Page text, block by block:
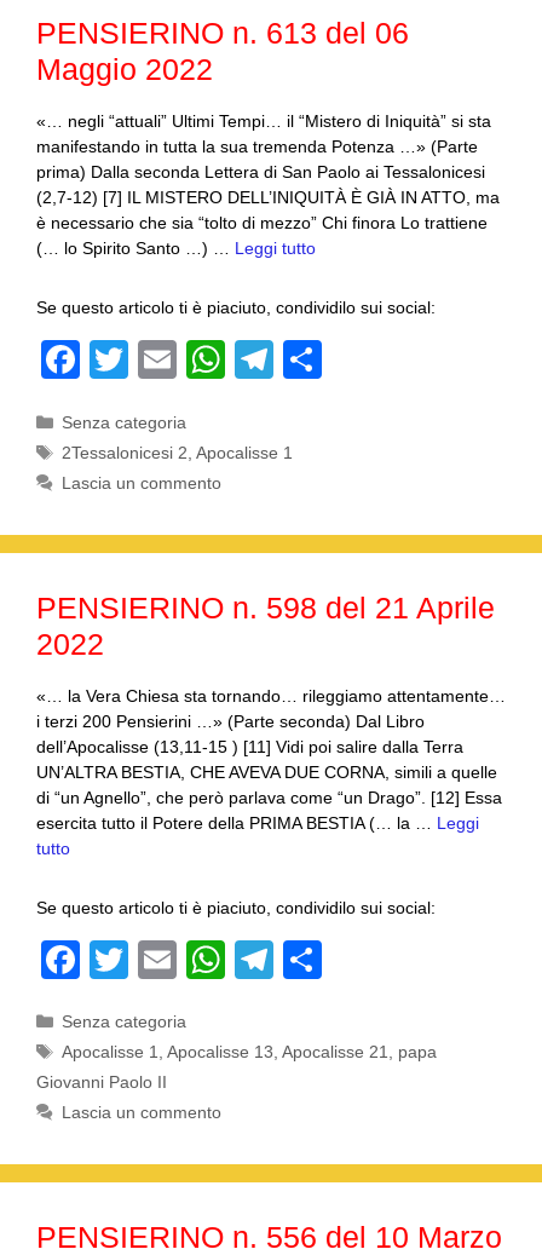
o
k
p
PENSIERINO n. 613 del 06
Maggio 2022
«… negli “attuali” Ultimi Tempi… il “Mistero di Iniquità” si sta
manifestando in tutta la sua tremenda Potenza …» (Parte
prima) Dalla seconda Lettera di San Paolo ai Tessalonicesi
(2,7-12) [7] IL MISTERO DELL’INIQUITÀ È GIÀ IN ATTO, ma
è necessario che sia “tolto di mezzo” Chi finora Lo trattiene
(… lo Spirito Santo …) … Leggi tutto
Se questo articolo ti è piaciuto, condividilo sui social:
F
c
e
o
o
k
T
tt
er
E
ail
W
at
p
p
T
e
m di
Categorie
Senza categoria
Tag
2Tessalonicesi 2 ,Apocalisse 1
Lascia un commento
PENSIERINO n. 598 del 21 Aprile
2022
«… la Vera Chiesa sta tornando… rileggiamo attentamente…
i terzi 200 Pensierini …» (Parte seconda) Dal Libro
dell’Apocalisse (13,11-15 ) [11] Vidi poi salire dalla Terra
UN’ALTRA BESTIA, CHE AVEVA DUE CORNA, simili a quelle
di “un Agnello”, che però parlava come “un Drago”. [12] Essa
esercita tutto il Potere della PRIMA BESTIA (… la … Leggi
tutto
Se questo articolo ti è piaciuto, condividilo sui social:
F
c
e
b
o
o
k
T
tt
er
E
ail
W
at
p
p
T
e
gr
m
n
di
Categorie
Senza categoria
Tag
Apocalisse 1 ,Apocalisse 13 ,Apocalisse 21
papa
Giovanni Paolo II
Lascia un commento
PENSIERINO n. 556 del 10 Marzo